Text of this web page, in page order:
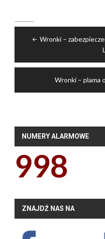
wpisuWronki –
Wronki – plama
NUMERY ALARMOWE
998
ZNAJDŹ NAS NA